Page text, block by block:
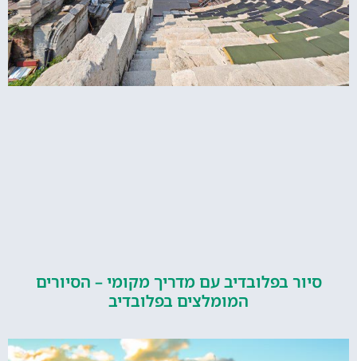
בפלובדיב עם מדריך מקומי – הסיורים
המומלצים בפלובדיב